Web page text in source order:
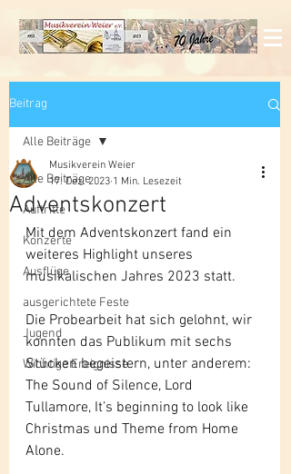
Beitrag
Alle Beiträge
Auftritte
Konzerte
Ausflüge
ausgerichtete Feste
Jugend
Wichtige Ereignisse
Alle Beiträge
Adventskonzert
Musikverein Weier
17. Dez. 2023 1 Min. Lesezeit
Mit dem Adventskonzert fand ein
weiteres Highlight unseres
musikalischen Jahres 2023 statt.
Die Probearbeit hat sich gelohnt, wir
konnten das Publikum mit sechs
Stücken begeistern, unter anderem:
The Sound of Silence, Lord
Tullamore, It’s beginning to look like
Christmas und Theme from Home
Alone.